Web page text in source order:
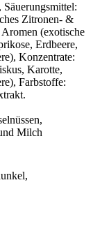
Zitronen- &
(exotische
Erdbeere,
Konzentrate:
Karotte,
Farbstoffe:
Milch